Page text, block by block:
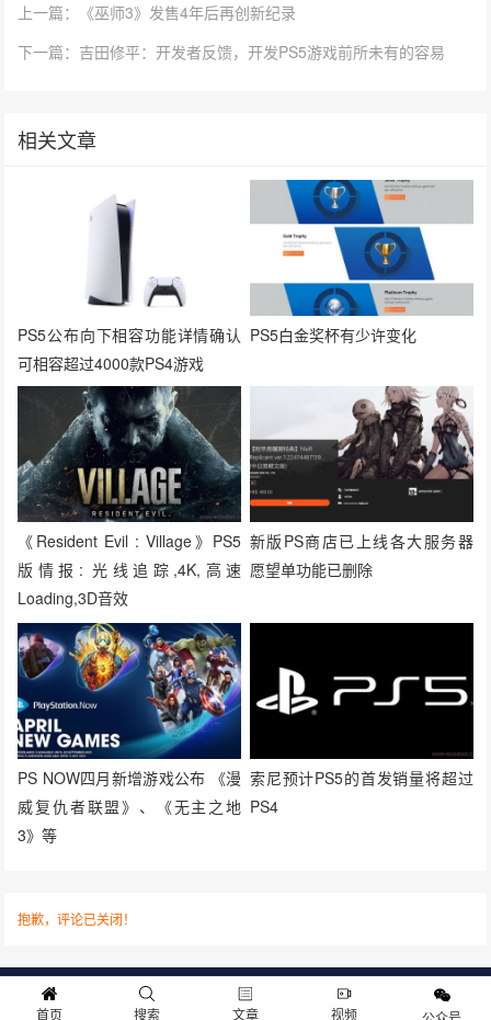
上一篇：《巫师3》发售4年后再创新纪录
下一篇：吉田修平：开发者反馈，开发PS5游戏前所未有的容易
相关文章
PS5公布向下相容功能详情确认
可相容超过4000款PS4游戏
PS5白金奖杯有少许变化
《Resident Evil : Village》PS5
版情报: 光线追踪,4K,高速
Loading,3D音效
新版PS商店已上线各大服务器
愿望单功能已删除
PS NOW四月新增游戏公布 《漫
威复仇者联盟》、《无主之地
3》等
索尼预计PS5的首发销量将超过
PS4
抱歉，评论已关闭！
关于我们 寻求报道 投稿须知 商务合作 版权申明 联系我们
首页 搜索 文章 视频